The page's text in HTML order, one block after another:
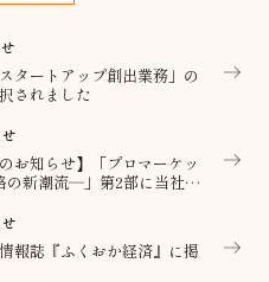
タートアップ創出業務」の
されました
お知らせ】「プロマーケッ
の新潮流―」第2部に当社代
報誌『ふくおか経済』に掲